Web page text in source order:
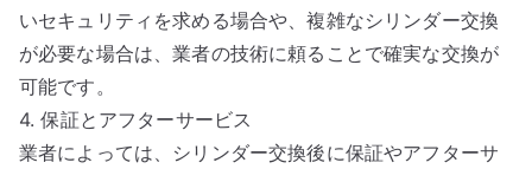
いセキュリティを求める場合や、複雑なシリンダー交換
が必要な場合は、業者の技術に頼ることで確実な交換が
可能です。
4. 保証とアフターサービス
業者によっては、シリンダー交換後に保証やアフターサ